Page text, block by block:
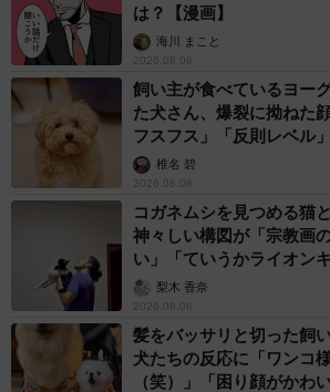
は？【漫画】
海川 まこと
2026.08.06
飼い主が食べているヨー
た犬さん、爆裂に拗ねた
フスフス」「反則レベル」
椎名 碧
2026.08.06
コガネムシを見つめる猫
神々しい構図が「宗教画
い」「ていうかライオンキ
梨木 香奈
2026.08.06
髪をバッサリと切った飼
犬たちの反応に「ワンコ
（笑）」「困り顔がかわい